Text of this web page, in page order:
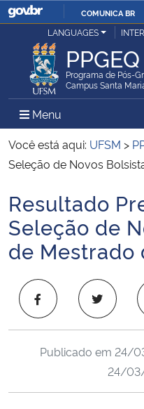
COMUNICA BR
Ministério da Justiça e Segurança
Ministério da Defesa
Ministério das Relações Exteriores
Ministério da Infraestrutura
Ministério da Agricultura,
Ministério da Educação
LANGUAGES
PPGEQ
Programa de Pós-
Campus Santa
Menu Menu
Você está aqui: UFSM >
Seleção de Novos
Início do conteúdo
Resultado
Seleção de
de Mestrado
Publicado em 24/
24/